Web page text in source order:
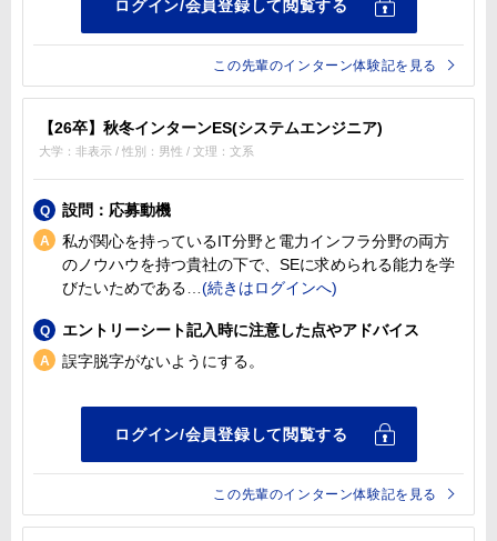
この先輩のインターン体験記を見る
【26卒】秋冬インターンES(システムエンジニア)
大学：非表示 / 性別：男性 / 文理：文系
設問：応募動機
私が関心を持っているIT分野と電力インフラ分野の両方
のノウハウを持つ貴社の下で、SEに求められる能力を学
びたいためである
エントリーシート記入時に注意した点やアドバイス
誤字脱字がないようにする。
この先輩のインターン体験記を見る